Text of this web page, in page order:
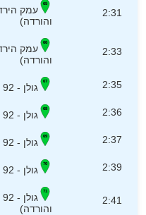
2:31
והורדה)
2:33
והורדה)
2:35 גולן - 92 (חוף לבנון) (העלאה והורדה)
2:36 גולן - 92 (צומת כורסי) (העלאה והורדה)
2:37 גולן - 92 (מסעף חוף גולן) (העלאה והורדה)
2:39 גולן - 92 (מסעף רמות) (העלאה והורדה)
2:41
והורדה)